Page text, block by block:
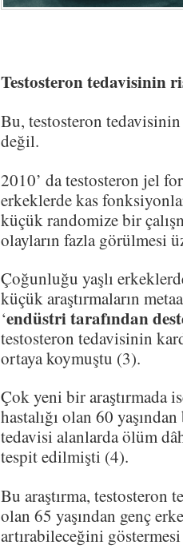
Testosteron tedavisinin
Bu, testosteron
değil.
2010’ da testosteron jel
erkeklerde kas
küçük randomize bir
olayların fazla görülmesi
Çoğunluğu yaşlı
küçük araştırmaların
‘endüstri tarafından
testosteron tedavisinin
ortaya koymuştu (3).
Çok yeni bir araştırmada
hastalığı olan 60
tedavisi alanlarda ölüm
tespit edilmişti (4).
Bu araştırma, testosteron
olan 65 yaşından genç
artırabileceğini göstermesi